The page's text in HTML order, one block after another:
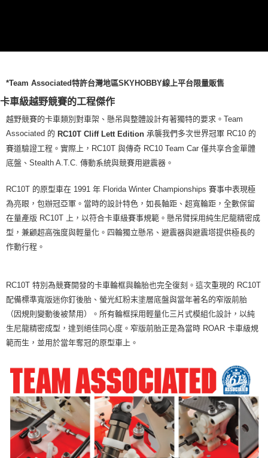
*Team Associated特許台灣地區SKYHOBBY線上平台限量販售
卡車級越野競賽的工程傑作
越野競賽的卡車類別對車架、懸吊與整體設計有著獨特的要求。Team
Associated 的 RC10T Cliff Lett Edition 承襲我們多次世界冠軍 RC10 的
賽道驗證工程。實際上，RC10T 與傳奇 RC10 Team Car 僅共享合金單體
底盤、Stealth A.T.C. 傳動系統與競賽用避震器。
RC10T 的原型車在 1991 年 Florida Winter Championships 賽事中表現極
為亮眼，包辦冠亞軍。當時的設計特色，如長軸距、超寬輪距，全數保留
在量產版 RC10T 上，以符合卡車級賽事規範。懸吊臂採用純生尼龍精密成
型，兼顧超高強度與輕量化。四輪獨立懸吊、避震器與避震塔提供極長的
作動行程。
RC10T 特別為競賽開發的卡車輪框與輪胎也完全復刻。這次重現的 RC10T
配備標準寬版迷你釘後胎、螢光紅粉末塗層底盤與當年著名的窄版前胎
（因規則變動後被禁用）。所有輪框採用輕量化三片式模組化設計，以純
生尼龍精密成型，達到絕佳同心度。窄版前胎正是為當時 ROAR 卡車級規
範而生，並用於當年奪冠的原型車上。